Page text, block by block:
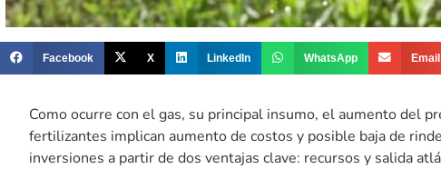
Facebook X LinkedIn WhatsApp Email
Como ocurre con el gas, su principal insumo, el aumento del
fertilizantes implican aumento de costos y posible baja de
inversiones a partir de dos ventajas clave: recursos y salida